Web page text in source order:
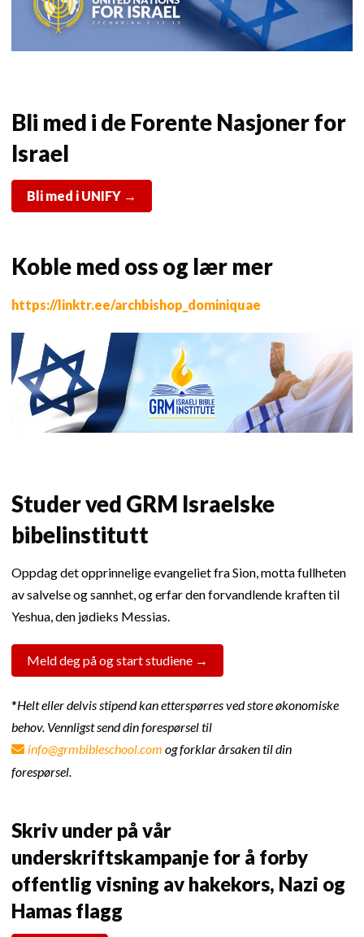
Bli med i de Forente Nasjoner for
Israel
Bli med i UNIFY →
Koble med oss og lær mer
https://linktr.ee/archbishop_dominiquae
Studer ved GRM Israelske
bibelinstitutt
Oppdag det opprinnelige evangeliet fra Sion, motta fullheten
av salvelse og sannhet, og erfar den forvandlende kraften til
Yeshua, den jødieks Messias.
Meld deg på og start studiene →
*Helt eller delvis stipend kan etterspørres ved store økonomiske
behov. Vennligst send din forespørsel til
info@grmbibleschool.com og forklar årsaken til din
forespørsel.
Skriv under på vår
underskriftskampanje for å forby
offentlig visning av hakekors, Nazi og
Hamas flagg